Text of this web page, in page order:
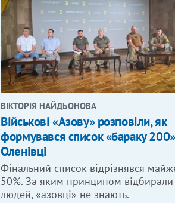
ВІКТОРІЯ НАЙДЬОНОВА
Військові «Азову» розповіли, як
формувався список «бараку
Оленівці
Фінальний список відрізнявся
50%. За яким принципом відбирали
людей, «азовці» не знають.